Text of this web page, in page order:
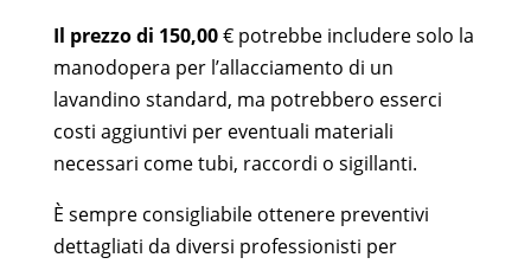
Il prezzo di 150,00€ potrebbe includere solo la
manodopera per l’allacciamento di un
lavandino standard, ma potrebbero esserci
costi aggiuntivi per eventuali materiali
necessari come tubi, raccordi o sigillanti.
È sempre consigliabile ottenere preventivi
dettagliati da diversi professionisti per